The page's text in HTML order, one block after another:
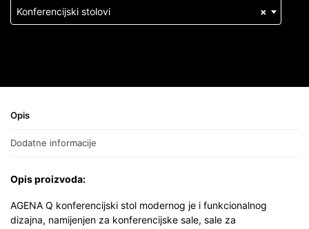
×
Konferencijski stolovi
Opis
Dodatne informacije
Opis proizvoda:
AGENA Q konferencijski stol modernog je i funkcionalnog
dizajna, namijenjen za konferencijske sale, sale za